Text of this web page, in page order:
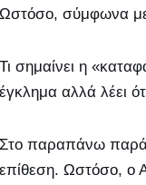
Ωστόσο, σύμφωνα με
Τι σημαίνει η
έγκλημα αλλά λέει
Στο παραπάνω
επίθεση. Ωστόσο, ο